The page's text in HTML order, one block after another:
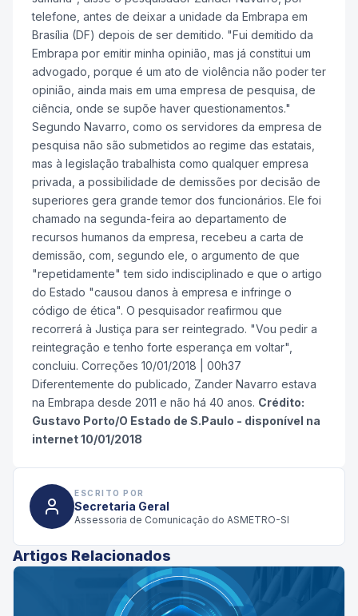
telefone, antes de deixar a unidade da Embrapa em
Brasília (DF) depois de ser demitido. "Fui demitido da
Embrapa por emitir minha opinião, mas já constitui um
advogado, porque é um ato de violência não poder ter
opinião, ainda mais em uma empresa de pesquisa, de
ciência, onde se supõe haver questionamentos."
Segundo Navarro, como os servidores da empresa de
pesquisa não são submetidos ao regime das estatais,
mas à legislação trabalhista como qualquer empresa
privada, a possibilidade de demissões por decisão de
superiores gera grande temor dos funcionários. Ele foi
chamado na segunda-feira ao departamento de
recursos humanos da empresa, recebeu a carta de
demissão, com, segundo ele, o argumento de que
"repetidamente" tem sido indisciplinado e que o artigo
do Estado "causou danos à empresa e infringe o
código de ética". O pesquisador reafirmou que
recorrerá à Justiça para ser reintegrado. "Vou pedir a
reintegração e tenho forte esperança em voltar",
concluiu. Correções 10/01/2018 | 00h37
Diferentemente do publicado, Zander Navarro estava
na Embrapa desde 2011 e não há 40 anos. Crédito:
Gustavo Porto/O Estado de S.Paulo - disponível na
internet 10/01/2018
ESCRITO POR
Secretaria Geral
Assessoria de Comunicação do ASMETRO-SI
Artigos Relacionados